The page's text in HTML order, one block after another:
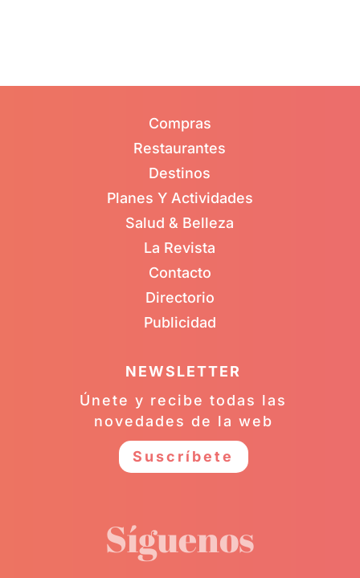
Compras
Restaurantes
Destinos
Planes Y Actividades
Salud & Belleza
La Revista
Contacto
Directorio
Publicidad
NEWSLETTER
Únete y recibe todas las
novedades de la web
Suscríbete
Síguenos